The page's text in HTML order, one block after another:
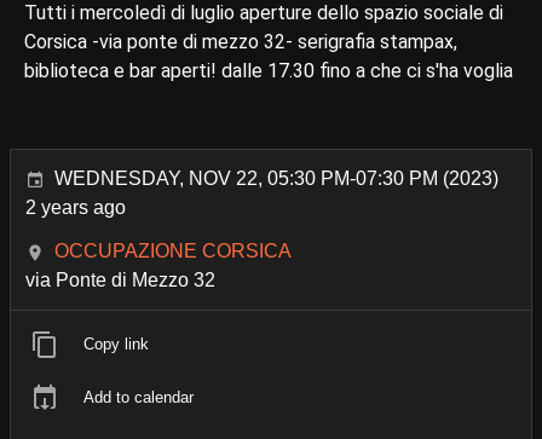
Tutti i mercoledì di luglio aperture dello spazio sociale di
Corsica -via ponte di mezzo 32- serigrafia stampax,
biblioteca e bar aperti! dalle 17.30 fino a che ci s'ha voglia
WEDNESDAY, NOV 22, 05:30 PM-07:30 PM (2023)
2 years ago
OCCUPAZIONE CORSICA
via Ponte di Mezzo 32
Copy link
Add to calendar